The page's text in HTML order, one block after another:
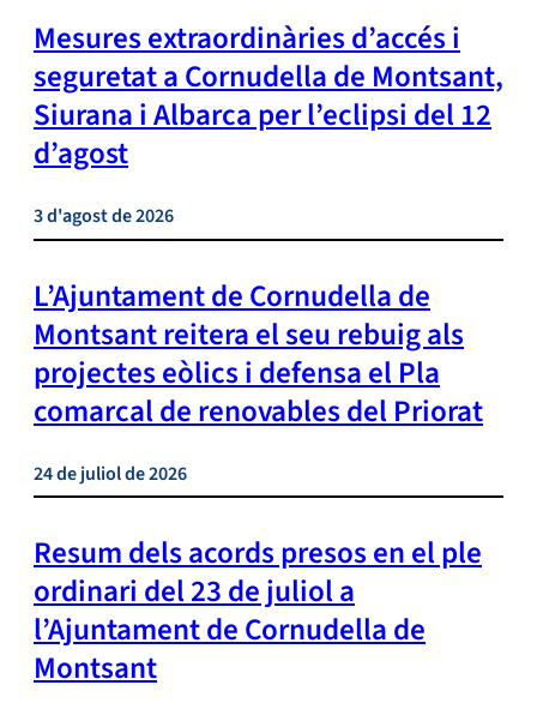
Mesures extraordinàries d’accés i
seguretat a Cornudella de Montsant,
Siurana i Albarca per l’eclipsi del 12
d’agost
3 d'agost de 2026
L’Ajuntament de Cornudella de
Montsant reitera el seu rebuig als
projectes eòlics i defensa el Pla
comarcal de renovables del Priorat
24 de juliol de 2026
Resum dels acords presos en el ple
ordinari del 23 de juliol a
l’Ajuntament de Cornudella de
Montsant